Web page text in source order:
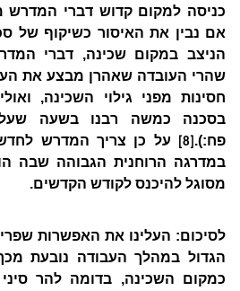
כניסה למקום קדוש דברי המדרש
אם נבין את האיסור כשיקוף של
הניצב במקום שכינה, דברי
שהרי העובדה שאהרן מבצע את
חסינות מפני גילוי השכינה,
בסכנה כמשה רבנו בשעה
פח:). [8]
על כן צריך המדרש
במדרגה הרוחנית הגבוהה שבה
מסוגל להיכנס לקודש הקדשים.
לסיכום: העלינו את האפשרות
הגדול במהלך העבודה נובעת
כמקום השכינה, בדומה להר סיני